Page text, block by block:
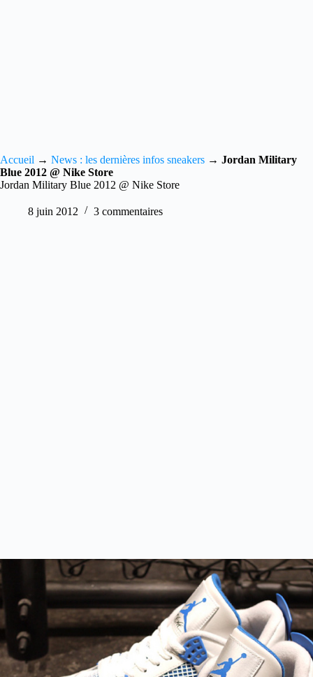
Accueil → News : les dernières infos sneakers → Jordan Military
Blue 2012 @ Nike Store
Jordan Military Blue 2012 @ Nike Store
8 juin 2012 3 commentaires